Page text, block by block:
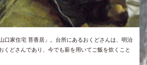
口家住宅 苔香居」。台所にあるおくどさんは、明治
くどさんであり、今でも薪を用いてご飯を炊くこと